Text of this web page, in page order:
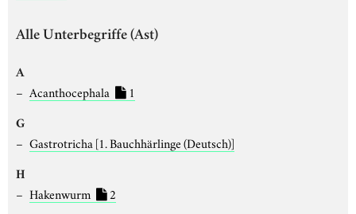
Alle Unterbegriffe (Ast)
A
Acanthocephala 1
G
Gastrotricha [1. Bauchhärlinge (Deutsch)]
H
Hakenwurm 2